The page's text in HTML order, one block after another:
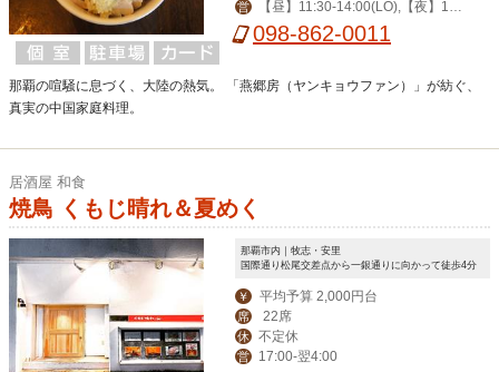
営
【昼】11:30-14:00(LO),【夜】17:
30-22:30(LO),土/祝17:00-22:30(LO),
098-862-0011
那覇の喧騒に息づく、大陸の熱気。 「燕郷房（ヤンキョウファン）」が紡ぐ、
真実の中国家庭料理。
居酒屋 和食
焼鳥 くもじ晴れ＆夏めく
那覇市内｜牧志・安里
国際通り松尾交差点から一銀通りに向かって徒歩4分
￥ 平均予算 2,000円台
席 22席
休 不定休
営 17:00-翌4:00